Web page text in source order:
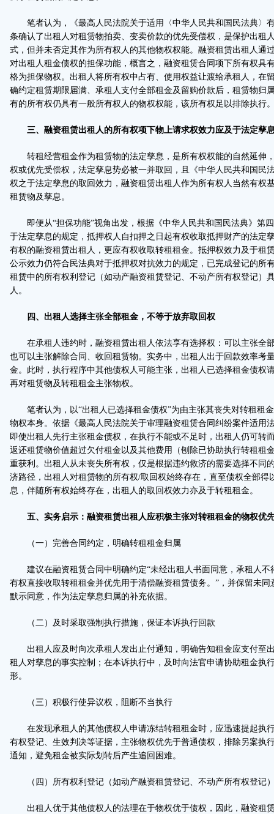
笔者认为，《最高人民法院关于适用〈中华人民共和国民法典〉
条确认了出租人对租赁物拍卖、变卖价款的优先受偿权，是保护出租
式，但并未否定其作为所有权人的其他物权权能。融资租赁出租人通
对出租人租金债权的担保功能，概言之，融资租赁合同项下所有权具
格为担保物权。出租人将所有权中占有、使用权益让渡给承租人，在
确约定租赁期限届满、承租人支付全部租金及留购价款后，租赁物归
有的所有权仍具有一般所有权人的物权权能，该所有权足以排除执行
三、融资租赁出租人的所有权项下物上请求权效力应及于法定孳
转租经营租金作为租赁物的法定孳息，是所有权权能的自然延伸
权或优先受偿权，法定孳息势必被一并取回，且《中华人民共和国民
权之于法定孳息的取回效力，融资租赁出租人作为所有权人当然有权
租赁物及孳息。
即便从“担保功能”视角出发，根据《中华人民共和国民法典》第
于法定孳息的规定，抵押权人自扣押之日起有权收取抵押财产的法定
有权的融资租赁出租人，更应有权收取转租租金。抵押权效力及于租
公示效力仍符合民法典对于抵押权对抗效力的规定，已完成登记的所
租赁中的所有权利登记（如动产融资租赁登记、不动产所有权登记）
人。
四、出租人选择主张全部租金，不等于放弃取回权
在承租人违约时，融资租赁出租人依法享有选择权：可以主张全
也可以主张解除合同、收回租赁物。实务中，出租人出于回款效率考
金。此时，执行程序中其他债权人可能主张，出租人已选择租金债权
再对租赁物及转租租金主张物权。
笔者认为，以“出租人已选择租金债权”为由主张其丧失对转租租
物权本身。依据《最高人民法院关于审理融资租赁合同纠纷案件适用
即使出租人先行主张租金债权，在执行不能或不足时，出租人仍可转
返还租赁物价值超过欠付租金以及其他费用（刨除已协助执行转租租
重获利。出租人从未丧失所有权，仅是根据违约救济的需要选择不同
济路径，出租人对租赁物的所有权/取回权始终存在，直至债权全部得
息，伴随所有权始终存在，出租人的取回权效力亦及于转租租金。
五、实务启示：融资租赁出租人应积极主张对转租租金的物权优
（一）完善合同约定，明确转租租金归属
建议在融资租赁合同中明确约定“未经出租人书面同意，承租人不
有权直接收取转租租金并优先用于清偿融资租赁债务。”，并保留未
默示同意，作为法定孳息归属的补充依据。
（二）及时采取强制执行措施，保证本诉执行回款
出租人应及时向次承租人发出止付通知，明确告知租金应支付至
租人对孳息的事实控制；在本诉执行中，及时向法官申请协助租金执
形。
（三）积极行使异议权，阻断不当执行
在发现承租人的其他债权人申请冻结转租租金时，应迅速提起执
有权登记、生效判决等证据，主张物权优先于普通债权，排除另案执
通知，避免租金被实际划转后产生追回困难。
（四）所有权利登记（如动产融资租赁登记、不动产所有权登记
出租人优于其他债权人的法理在于物权优于债权，因此，融资租